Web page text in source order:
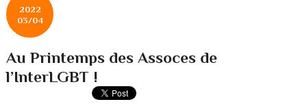
2022
03/04
Au Printemps des Assoces de
l’InterLGBT !